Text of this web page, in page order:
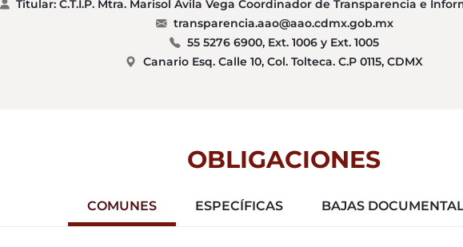
Titular: C.T.I.P. Mtra. Marisol Ávila Vega Coordinador de Transparencia e
transparencia.aao@aao.cdmx.gob.mx
55 5276 6900, Ext. 1006 y Ext. 1005
Canario Esq. Calle 10, Col. Tolteca. C.P 0115, CDMX
OBLIGACIONES
COMUNES ESPECÍFICAS BAJAS